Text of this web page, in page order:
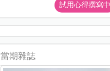
試用心得撰寫中
當期雜誌